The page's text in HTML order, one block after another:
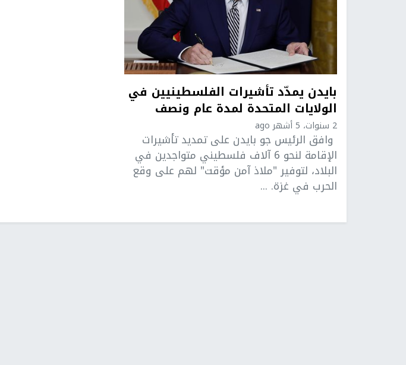
بايدن يمدّد تأشيرات الفلسطينيين في
الولايات المتحدة لمدة عام ونصف
2 سنوات، 5 أشهر ago
وافق الرئيس جو بايدن على تمديد تأشيرات
الإقامة لنحو 6 آلاف فلسطيني متواجدين في
البلاد، لتوفير "ملاذ آمن مؤقت" لهم على وقع
الحرب في غزة. ...